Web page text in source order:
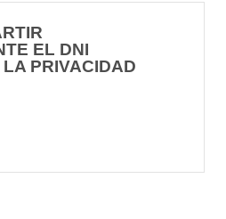
EL DNI
PRIVACIDAD